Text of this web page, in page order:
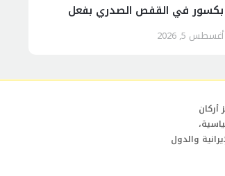
بكسور في القفص الصدري بفعل
اعتداءات الاحتلال
أغسطس 5, 2026
أركان
والدول